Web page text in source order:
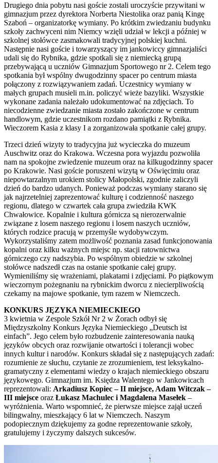
Drugiego dnia pobytu nasi goście zostali uroczyście przywitani w
gimnazjum przez dyrektora Norberta Niestolika oraz panią Kingę
Szaboń – organizatorkę wymiany. Po krótkim zwiedzaniu budynku
szkoły zachwyceni nim Niemcy wzięli udział w lekcji a później w
szkolnej stołówce zasmakowali tradycyjnej polskiej kuchni.
Następnie nasi goście i towarzyszący im jankowiccy gimnazjaliści
udali się do Rybnika, gdzie spotkali się z niemiecką grupą
przebywającą u uczniów Gimnazjum Sportowego nr 2. Celem tego
spotkania był wspólny dwugodzinny spacer po centrum miasta
połączony z rozwiązywaniem zadań. Uczestnicy wymiany w
małych grupach musieli m.in. policzyć wieże bazyliki. Wszystkie
wykonane zadania należało udokumentować na zdjęciach. To
niecodzienne zwiedzanie miasta zostało zakończone w centrum
handlowym, gdzie uczestnikom rozdano pamiątki z Rybnika.
Wieczorem Kasia z klasy I a zorganizowała spotkanie całej grupy.
Trzeci dzień wizyty to tradycyjna już wycieczka do muzeum
Auschwitz oraz do Krakowa. Wczesna pora wyjazdu pozwoliła
nam na spokojne zwiedzenie muzeum oraz na kilkugodzinny spacer
po Krakowie. Nasi goście poruszeni wizytą w Oświęcimiu oraz
niepowtarzalnym urokiem stolicy Małopolski, zgodnie zaliczyli
dzień do bardzo udanych. Ponieważ podczas wymiany starano się
jak najrzetelniej zaprezentować kulturę i codzienność naszego
regionu, dlatego w czwartek cała grupa zwiedziła KWK
Chwałowice. Kopalnie i kultura górnicza są nierozerwalnie
związane z losem naszego regionu i losem naszych uczniów,
których rodzice pracują w przemyśle wydobywczym.
Wykorzystaliśmy zatem możliwość poznania zasad funkcjonowania
kopalni oraz kilku ważnych miejsc np. stacji ratownictwa
górniczego czy nadszybia. Po wspólnym obiedzie w szkolnej
stołówce nadszedł czas na ostanie spotkanie całej grupy.
Wymieniliśmy się wrażeniami, plakatami i zdjęciami. Po piątkowym
wieczornym pożegnaniu na rybnickim dworcu z niecierpliwością
czekamy na majowe spotkanie, tym razem w Niemczech.
KONKURS JĘZYKA NIEMIECKIEGO
3 kwietnia w Zespole Szkół Nr 2 w Żorach odbył się
Międzyszkolny Konkurs Języka Niemieckiego „Deutsch ist
einfach”. Jego celem było rozbudzenie zainteresowania nauką
języków obcych oraz rozwijanie otwartości i tolerancji wobec
innych kultur i narodów. Konkurs składał się z następujących zadań:
rozumienie ze słuchu, czytanie ze zrozumieniem, test leksykalno-
gramatyczny z elementami wiedzy o krajach niemieckiego obszaru
językowego. Gimnazjum im. Księdza Walentego w Jankowicach
reprezentowali: Arkadiusz Kopiec – II miejsce, Adam Witczak –
III miejsce oraz Łukasz Machulec i Magdalena Masełek –
wyróżnienia. Warto wspomnieć, że pierwsze miejsce zajął uczeń
bilingwalny, mieszkający 6 lat w Niemczech. Naszym
podopiecznym dziękujemy za godne reprezentowanie szkoły,
gratulujemy i życzymy dalszych sukcesów.